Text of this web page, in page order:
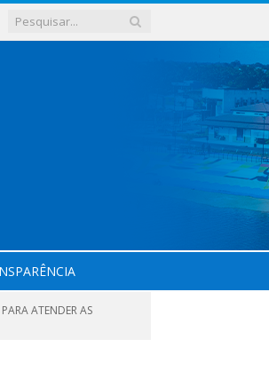
ATENDER AS